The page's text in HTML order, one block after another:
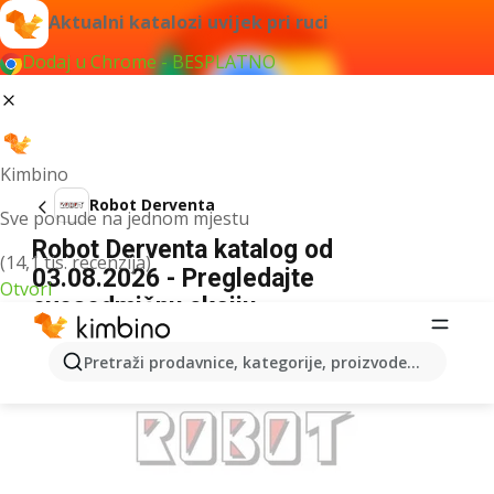
Aktualni katalozi uvijek pri ruci
Dodaj u Chrome - BESPLATNO
Kimbino
Sve ponude na jednom mjestu
(14,1 tis. recenzija)
Otvori
Pretraži prodavnice, kategorije, proizvode...
Robot Derventa
Robot Derventa katalog od
03.08.2026 - Pregledajte
ovosedmičnu akciju